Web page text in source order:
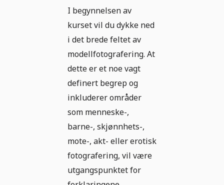
I begynnelsen av
kurset vil du dykke ned
i det brede feltet av
modellfotografering. At
dette er et noe vagt
definert begrep og
inkluderer områder
som menneske-,
barne-, skjønnhets-,
mote-, akt- eller erotisk
fotografering, vil være
utgangspunktet for